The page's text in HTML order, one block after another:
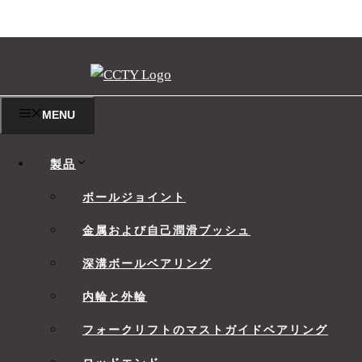
ツ
MENU
製品
ボールジョイント
金属および自己潤滑ブッシュ
深溝ボールベアリング
内輪と外輪
フォークリフトのマストガイドベアリング
ID 65～100 MM単列深